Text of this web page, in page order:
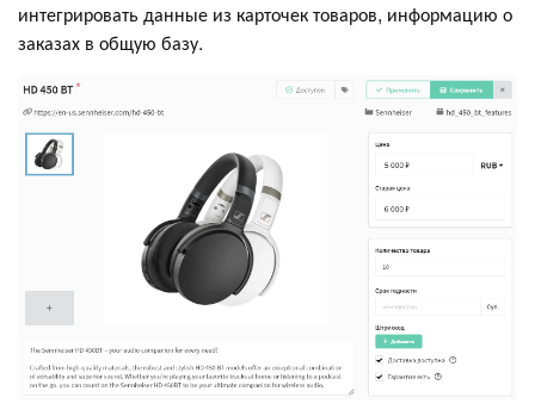
интегрировать данные из карточек товаров, информацию о
заказах в общую базу.